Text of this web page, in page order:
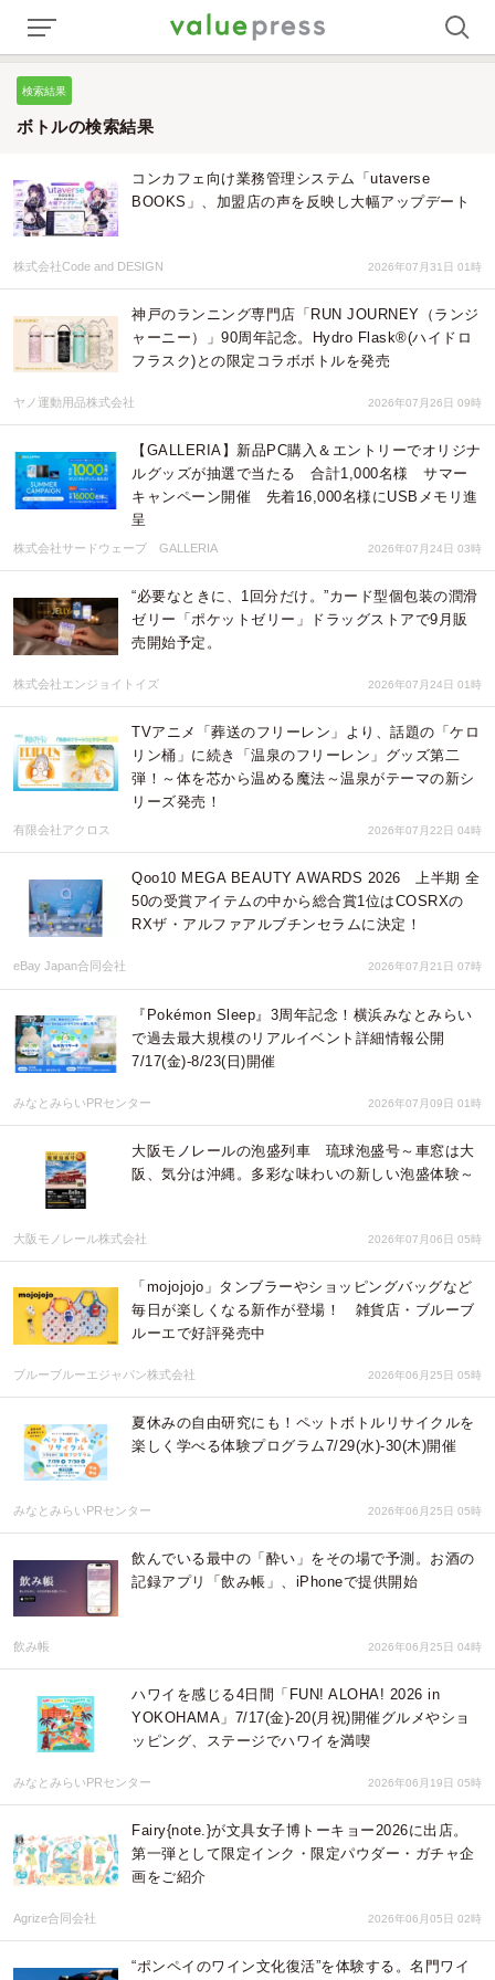
検索結果
ボトルの検索結果
コンカフェ向け業務管理システム「utaverse
BOOKS」、加盟店の声を反映し大幅アップデート
株式会社Code and DESIGN 2026年07月31日 01時
神戸のランニング専門店「RUN JOURNEY（ランジ
ャーニー）」90周年記念。Hydro Flask®(ハイドロ
フラスク)との限定コラボボトルを発売
ヤノ運動用品株式会社 2026年07月26日 09時
【GALLERIA】新品PC購入＆エントリーでオリジナ
ルグッズが抽選で当たる 合計1,000名様 サマー
キャンペーン開催 先着16,000名様にUSBメモリ進
呈
株式会社サードウェーブ GALLERIA 2026年07月24日 03時
“必要なときに、1回分だけ。”カード型個包装の潤滑
ゼリー「ポケットゼリー」ドラッグストアで9月販
売開始予定。
株式会社エンジョイトイズ 2026年07月24日 01時
TVアニメ「葬送のフリーレン」より、話題の「ケロ
リン桶」に続き「温泉のフリーレン」グッズ第二
弾！～体を芯から温める魔法～温泉がテーマの新シ
リーズ発売！
有限会社アクロス 2026年07月22日 04時
Qoo10 MEGA BEAUTY AWARDS 2026 上半期 全
50の受賞アイテムの中から総合賞1位はCOSRXの
RXザ・アルファアルブチンセラムに決定！
eBay Japan合同会社 2026年07月21日 07時
『Pokémon Sleep』3周年記念！横浜みなとみらい
で過去最大規模のリアルイベント詳細情報公開
7/17(金)-8/23(日)開催
みなとみらいPRセンター 2026年07月09日 01時
大阪モノレールの泡盛列車 琉球泡盛号～車窓は大
阪、気分は沖縄。多彩な味わいの新しい泡盛体験～
大阪モノレール株式会社 2026年07月06日 05時
「mojojojo」タンブラーやショッピングバッグなど
毎日が楽しくなる新作が登場！ 雑貨店・ブルーブ
ルーエで好評発売中
ブルーブルーエジャパン株式会社 2026年06月25日 05時
夏休みの自由研究にも！ペットボトルリサイクルを
楽しく学べる体験プログラム7/29(水)-30(木)開催
みなとみらいPRセンター 2026年06月25日 05時
飲んでいる最中の「酔い」をその場で予測。お酒の
記録アプリ「飲み帳」、iPhoneで提供開始
飲み帳 2026年06月25日 04時
ハワイを感じる4日間「FUN! ALOHA! 2026 in
YOKOHAMA」7/17(金)-20(月祝)開催グルメやショ
ッピング、ステージでハワイを満喫
みなとみらいPRセンター 2026年06月19日 05時
Fairy{note.}が文具女子博トーキョー2026に出店。
第一弾として限定インク・限定パウダー・ガチャ企
画をご紹介
Agrize合同会社 2026年06月05日 02時
“ポンペイのワイン文化復活”を体験する。名門ワイ